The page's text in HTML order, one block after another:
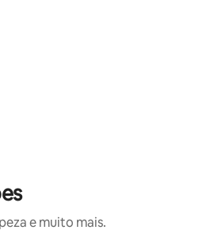
e muito mais.